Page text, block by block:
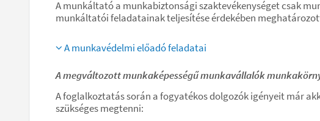
A munkáltató a munkabiztonsági szaktevékenységet csak
munkáltatói feladatainak teljesítése érdekében
A munkavédelmi előadó feladatai
A megváltozott munkaképességű munkavállalók
A foglalkoztatás során a fogyatékos dolgozók igényeit már
szükséges megtenni: